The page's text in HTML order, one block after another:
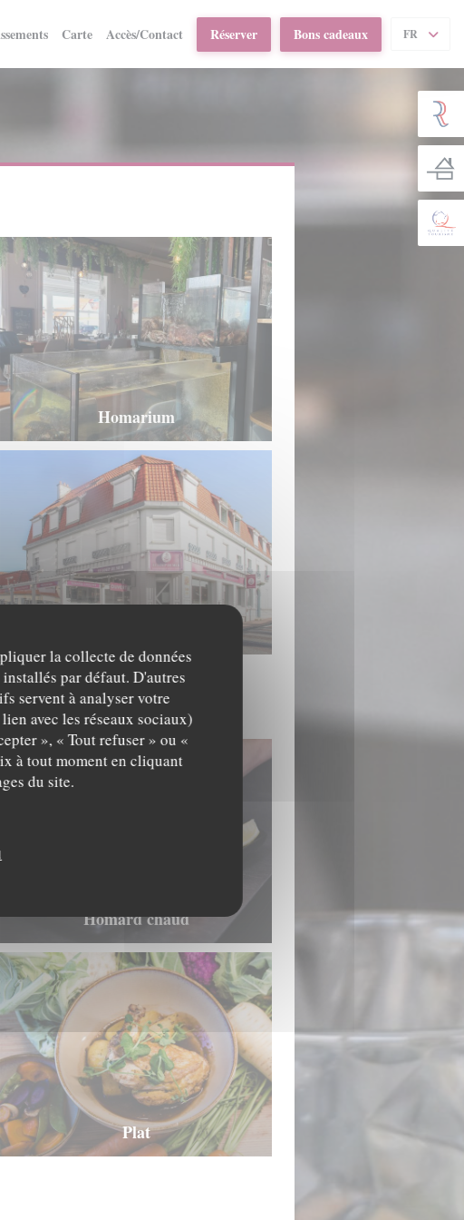
la collecte de données
par défaut. D'autres
servent à analyser votre
avec les réseaux sociaux)
», « Tout refuser » ou «
à tout moment en cliquant
du site.
Carte((ouvre une nouvelle fenêtre))
Accès/Contact Réserver Bons cadeaux FR
Homarium
Homard chaud
Plat